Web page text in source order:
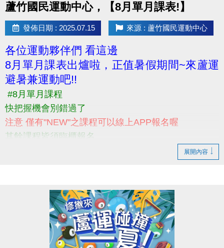
官網→http://www.lzsports.com.tw/
App→iOS : https://reurl.cc/MAxOk3
→Android : https://reurl.cc/MAxO1L
線上課表:
https://drive.google.com/file/d/
usp=sharing
蘆竹國民運動中心，【8月單月課表!】
發佈日期 : 2025.07.15 來源 : 蘆竹國民運動中心
各位運動夥伴們 看這邊
8月單月課表出爐啦，正值暑假期間~來蘆運
避暑兼運動吧!!
#8月單月課程
快把握機會別錯過了
注意 僅有"NEW"之課程可以線上APP報名喔
其餘課程皆須臨櫃報名
展開內容